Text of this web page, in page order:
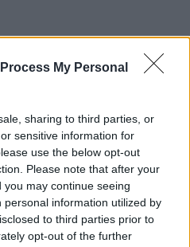
My Personal
sharing to third parties, or
sensitive information for
use the below opt-out
Please note that after your
may continue seeing
information utilized by
to third parties prior to
opt-out of the further
το 2016 ήταν
03-2016 απόφασή της
απευθείας ανάθεση για
ύλης, αξίας 10.801,61
ανάγκες των
σε μία
Κόρινθο, καθότι υπήρξε